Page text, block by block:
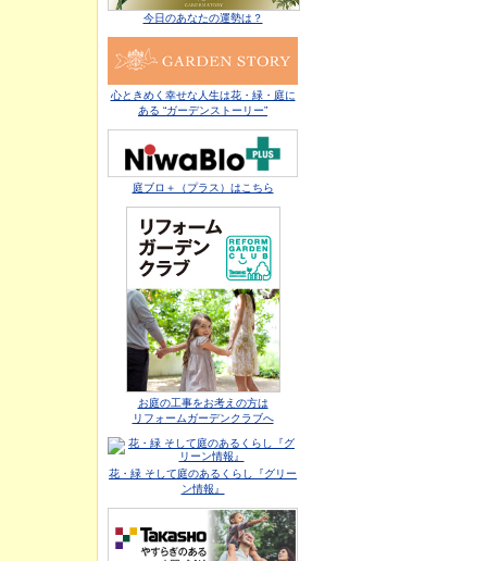
今日のあなたの運勢は？
心ときめく幸せな人生は花・緑・庭に
ある “ガーデンストーリー”
庭ブロ＋（プラス）はこちら
お庭の工事をお考えの方は
リフォームガーデンクラブへ
花・緑 そして庭のあるくらし『グリー
ン情報』